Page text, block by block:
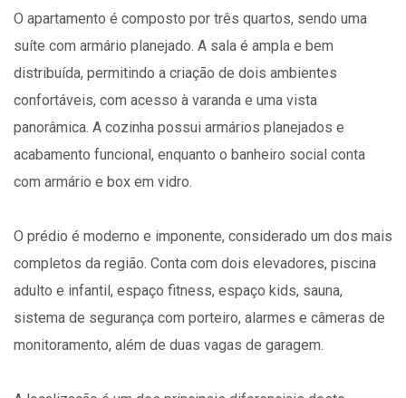
O apartamento é composto por três quartos, sendo uma
suíte com armário planejado. A sala é ampla e bem
distribuída, permitindo a criação de dois ambientes
confortáveis, com acesso à varanda e uma vista
panorâmica. A cozinha possui armários planejados e
acabamento funcional, enquanto o banheiro social conta
com armário e box em vidro.
O prédio é moderno e imponente, considerado um dos mais
completos da região. Conta com dois elevadores, piscina
adulto e infantil, espaço fitness, espaço kids, sauna,
sistema de segurança com porteiro, alarmes e câmeras de
monitoramento, além de duas vagas de garagem.